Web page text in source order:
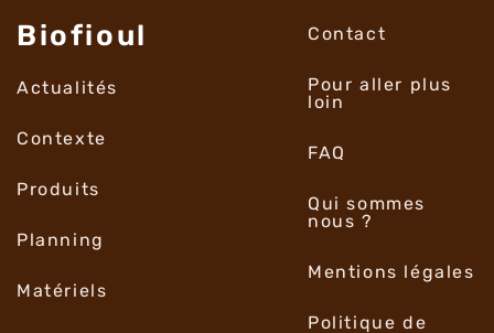
Biofioul
Actualités
Contexte
Produits
Planning
Matériels
Contact
Pour aller plus
loin
FAQ
Qui sommes
nous ?
Mentions légales
Politique de